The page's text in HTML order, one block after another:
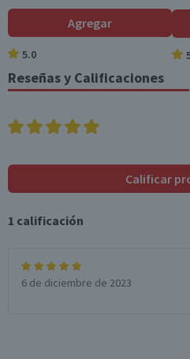
Hidratos de Carbon
o disponibles (g)
69,2
Azúcares totales
(g)
*Ingesta de referencia de un adulto
Agregar
5.0
Reseñas y Calificaciones
Calificar
1 calificación
6 de diciembre de 2023